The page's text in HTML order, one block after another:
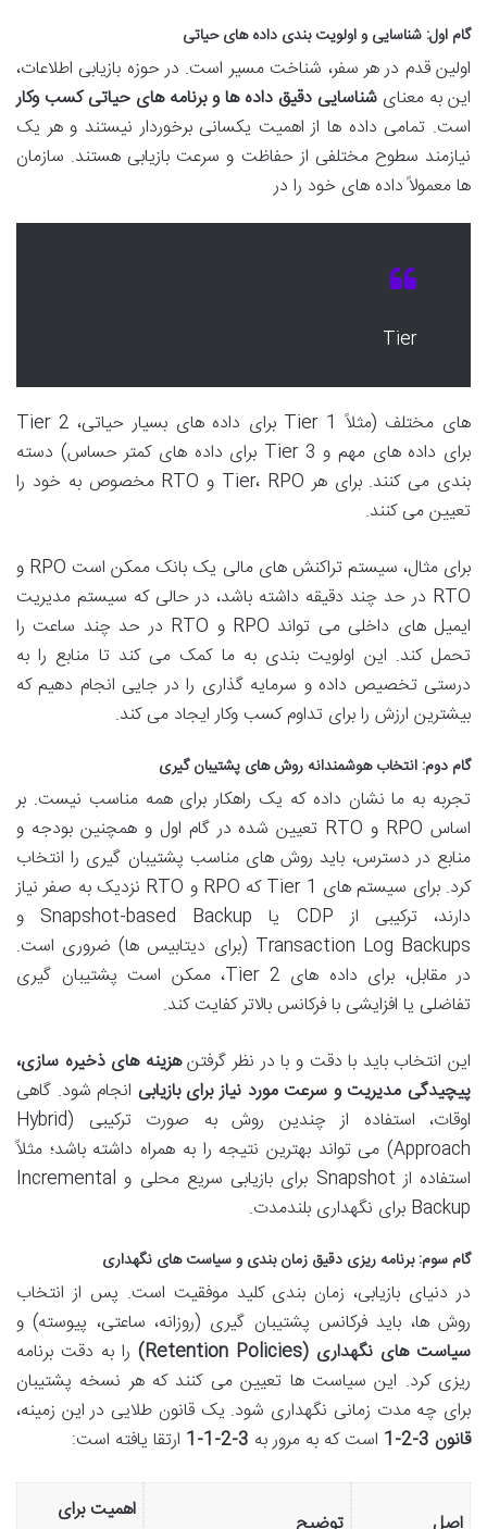
گام اول: شناسایی و اولویت بندی داده های حیاتی
اولین قدم در هر سفر، شناخت مسیر است. در حوزه بازیابی اطلاعات،
این به معنای شناسایی دقیق داده ها و برنامه های حیاتی کسب وکار
است. تمامی داده ها از اهمیت یکسانی برخوردار نیستند و هر یک
نیازمند سطوح مختلفی از حفاظت و سرعت بازیابی هستند. سازمان
ها معمولاً داده های خود را در
Tier
های مختلف (مثلاً Tier 1 برای داده های بسیار حیاتی، Tier 2
برای داده های مهم و Tier 3 برای داده های کمتر حساس) دسته
بندی می کنند. برای هر Tier، RPO و RTO مخصوص به خود را
تعیین می کنند.
برای مثال، سیستم تراکنش های مالی یک بانک ممکن است RPO و
RTO در حد چند دقیقه داشته باشد، در حالی که سیستم مدیریت
ایمیل های داخلی می تواند RPO و RTO در حد چند ساعت را
تحمل کند. این اولویت بندی به ما کمک می کند تا منابع را به
درستی تخصیص داده و سرمایه گذاری را در جایی انجام دهیم که
بیشترین ارزش را برای تداوم کسب وکار ایجاد می کند.
گام دوم: انتخاب هوشمندانه روش های پشتیبان گیری
تجربه به ما نشان داده که یک راهکار برای همه مناسب نیست. بر
اساس RPO و RTO تعیین شده در گام اول و همچنین بودجه و
منابع در دسترس، باید روش های مناسب پشتیبان گیری را انتخاب
کرد. برای سیستم های Tier 1 که RPO و RTO نزدیک به صفر نیاز
دارند، ترکیبی از CDP یا Snapshot-based Backup و
Transaction Log Backups (برای دیتابیس ها) ضروری است.
در مقابل، برای داده های Tier 2، ممکن است پشتیبان گیری
تفاضلی یا افزایشی با فرکانس بالاتر کفایت کند.
این انتخاب باید با دقت و با در نظر گرفتنهزینه های ذخیره سازی،
پیچیدگی مدیریت و سرعت مورد نیاز برای بازیابی انجام شود. گاهی
اوقات، استفاده از چندین روش به صورت ترکیبی (Hybrid
Approach) می تواند بهترین نتیجه را به همراه داشته باشد؛ مثلاً
استفاده از Snapshot برای بازیابی سریع محلی و Incremental
Backup برای نگهداری بلندمدت.
گام سوم: برنامه ریزی دقیق زمان بندی و سیاست های نگهداری
در دنیای بازیابی، زمان بندی کلید موفقیت است. پس از انتخاب
روش ها، باید فرکانس پشتیبان گیری (روزانه، ساعتی، پیوسته) و
سیاست های نگهداری (Retention Policies)
را به دقت برنامه
ریزی کرد. این سیاست ها تعیین می کنند که هر نسخه پشتیبان
برای چه مدت زمانی نگهداری شود. یک قانون طلایی در این زمینه،
قانون 3-2-1
است که به مرور به 3-2-1-1 ارتقا یافته است:
اهمیت برای